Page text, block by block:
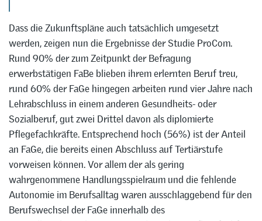
Dass die Zukunftspläne auch tatsächlich umgesetzt
werden, zeigen nun die Ergebnisse der Studie ProCom.
Rund 90% der zum Zeitpunkt der Befragung
erwerbstätigen FaBe blieben ihrem erlernten Beruf treu,
rund 60% der FaGe hingegen arbeiten rund vier Jahre nach
Lehrabschluss in einem anderen Gesundheits- oder
Sozialberuf, gut zwei Drittel davon als diplomierte
Pflegefachkräfte. Entsprechend hoch (56%) ist der Anteil
an FaGe, die bereits einen Abschluss auf Tertiärstufe
vorweisen können. Vor allem der als gering
wahrgenommene Handlungsspielraum und die fehlende
Autonomie im Berufsalltag waren ausschlaggebend für den
Berufswechsel der FaGe innerhalb des